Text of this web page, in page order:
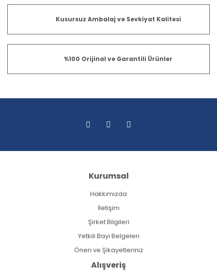
Kusursuz Ambalaj ve Sevkiyat Kalitesi
%100 Orijinal ve Garantili Ürünler
Kurumsal
Hakkımızda
İletişim
Şirket Bilgileri
Yetkili Bayi Belgeleri
Öneri ve Şikayetleriniz
Alışveriş